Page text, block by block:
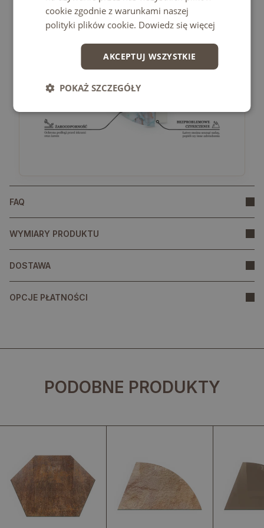
FAQ
WYMIARY PRODUKTU
DOSTAWA
OPCJE PŁATNOŚCI
PODOBNE PRODUKTY
cookie zgodnie z warunkami naszej
polityki plików cookie. Dowiedz się więcej
AKCEPTUJ WSZYSTKIE
POKAŻ SZCZEGÓŁY